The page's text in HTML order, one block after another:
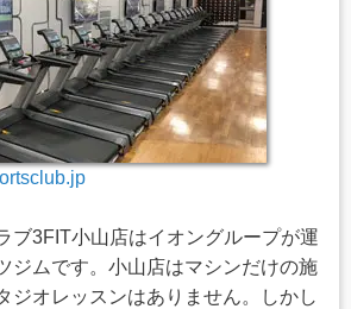
ブ3FIT小山店はイオングループが運
ジムです。小山店はマシンだけの施
ジオレッスンはありません。しかし